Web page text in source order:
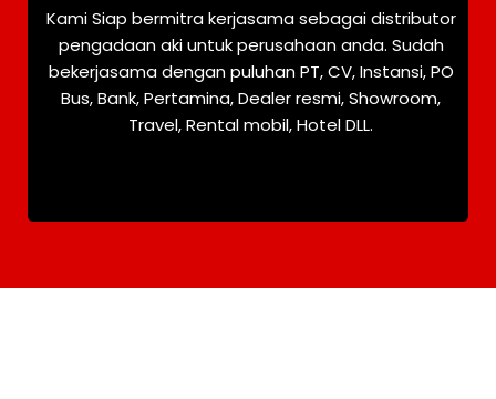
Kami Siap bermitra kerjasama sebagai distributor
pengadaan aki untuk perusahaan anda. Sudah
bekerjasama dengan puluhan PT, CV, Instansi, PO
Bus, Bank, Pertamina, Dealer resmi, Showroom,
Travel, Rental mobil, Hotel DLL.